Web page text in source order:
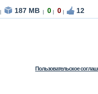
187 MB 0 0 12
Пользовательское